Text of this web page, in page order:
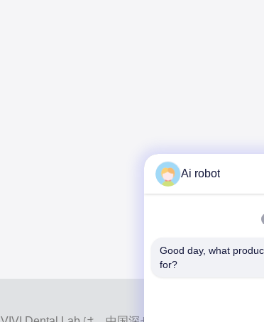
Ai robot
Good day, what
for?